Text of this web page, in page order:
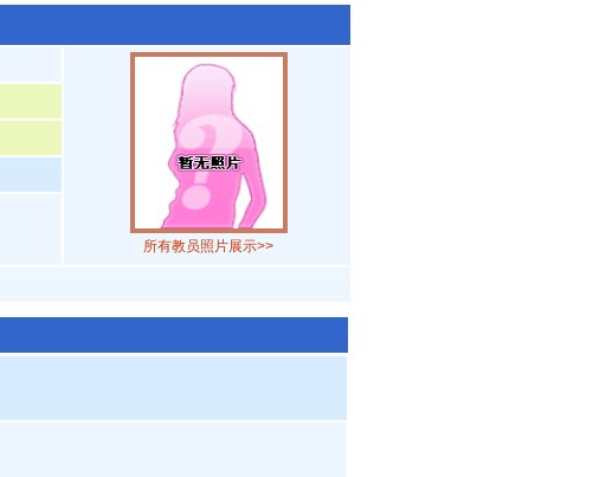
所有教员照片展示>>